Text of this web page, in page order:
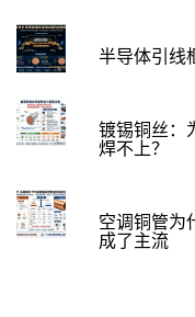
半导体引线
镀锡铜丝：
焊不上？
空调铜管为
成了主流